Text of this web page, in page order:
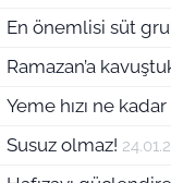
En önemlisi süt
Ramazan’a
Yeme hızı ne
Susuz olmaz!